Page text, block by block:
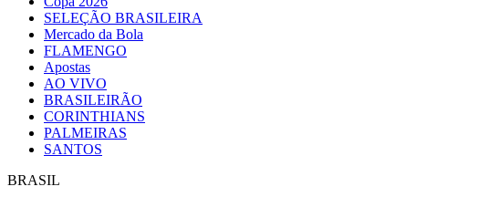
SELEÇÃO BRASILEIRA
Mercado da Bola
FLAMENGO
Apostas
AO VIVO
BRASILEIRÃO
CORINTHIANS
PALMEIRAS
SANTOS
BRASIL